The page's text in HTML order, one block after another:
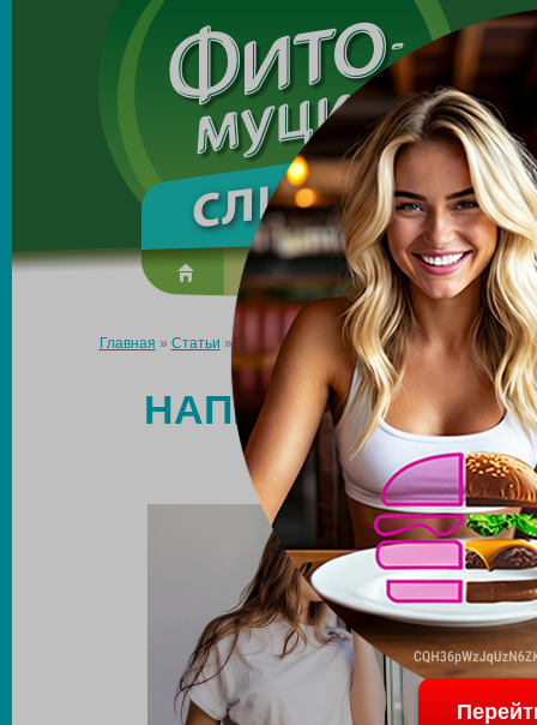
Made in the UK
О препарате Усиль эффект
Главная » Статьи »Напитки, уменьшающие аппетит: что
НАПИТКИ,